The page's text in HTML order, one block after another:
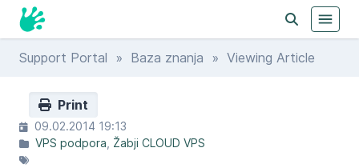
Support Portal » Baza znanja » Viewing Article
Print
09.02.2014 19:13
VPS podpora Žabji CLOUD VPS